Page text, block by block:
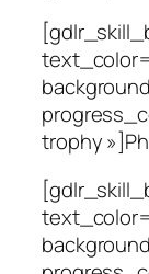
trophy